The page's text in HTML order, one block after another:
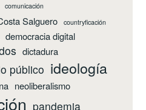
comunicación
Salguero
countryficación
democracia digital
dictadura
público ideología
neoliberalismo
pandemia